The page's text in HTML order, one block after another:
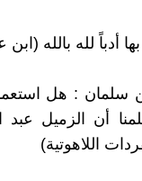
أدباً لله بالله
سلمان : هل
أن الزميل
اللاهوتية)